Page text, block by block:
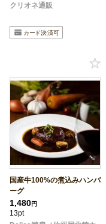
クリオネ通販
国産牛100%の煮込みハンバ
ーグ
1,480円
13pt